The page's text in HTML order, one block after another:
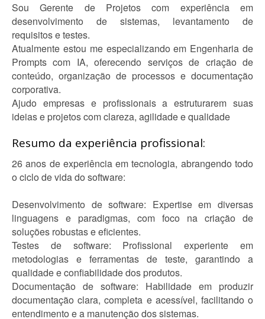
Sou Gerente de Projetos com experiência em
desenvolvimento de sistemas, levantamento de
requisitos e testes.
Atualmente estou me especializando em Engenharia de
Prompts com IA, oferecendo serviços de criação de
conteúdo, organização de processos e documentação
corporativa.
Ajudo empresas e profissionais a estruturarem suas
ideias e projetos com clareza, agilidade e qualidade
Resumo da experiência profissional:
26 anos de experiência em tecnologia, abrangendo todo
o ciclo de vida do software:
Desenvolvimento de software: Expertise em diversas
linguagens e paradigmas, com foco na criação de
soluções robustas e eficientes.
Testes de software: Profissional experiente em
metodologias e ferramentas de teste, garantindo a
qualidade e confiabilidade dos produtos.
Documentação de software: Habilidade em produzir
documentação clara, completa e acessível, facilitando o
entendimento e a manutenção dos sistemas.